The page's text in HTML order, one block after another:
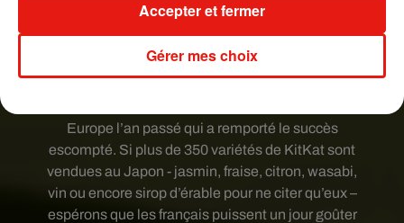
consommateurs qui aiment expérimenter les
théorie confirmée par le lancement du KitKat
Europe l’an passé qui a remporté le succès
escompté. Si plus de 350 variétés de KitKat sont
vendues au Japon - jasmin, fraise, citron, wasabi,
vin ou encore sirop d’érable pour ne citer qu’eux –
espérons que les français puissent un jour goûter
Gérer mes choix
Accepter et fermer